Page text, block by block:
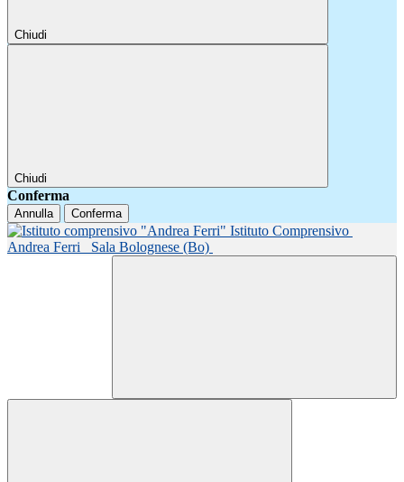
Chiudi
Chiudi
Conferma
Annulla Conferma
Istituto Comprensivo
Andrea Ferri
Sala Bolognese (Bo)